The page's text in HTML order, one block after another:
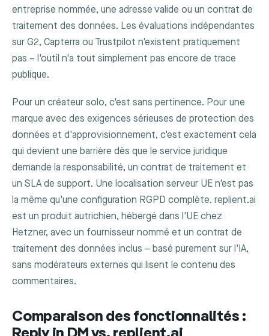
entreprise nommée, une adresse valide ou un contrat de
traitement des données. Les évaluations indépendantes
sur G2, Capterra ou Trustpilot n'existent pratiquement
pas – l'outil n'a tout simplement pas encore de trace
publique.
Pour un créateur solo, c'est sans pertinence. Pour une
marque avec des exigences sérieuses de protection des
données et d'approvisionnement, c'est exactement cela
qui devient une barrière dès que le service juridique
demande la responsabilité, un contrat de traitement et
un SLA de support. Une localisation serveur UE n'est pas
la même qu'une configuration RGPD complète. replient.ai
est un produit autrichien, hébergé dans l'UE chez
Hetzner, avec un fournisseur nommé et un contrat de
traitement des données inclus – basé purement sur l'IA,
sans modérateurs externes qui lisent le contenu des
commentaires.
Comparaison des fonctionnalités :